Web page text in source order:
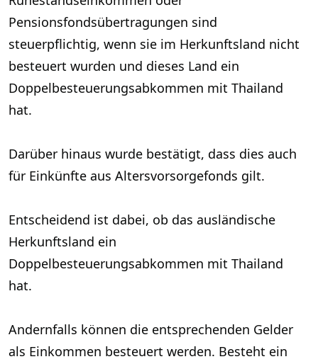
Pensionsfondsübertragungen sind
steuerpflichtig, wenn sie im Herkunftsland nicht
besteuert wurden und dieses Land ein
Doppelbesteuerungsabkommen mit Thailand
hat.
Darüber hinaus wurde bestätigt, dass dies auch
für Einkünfte aus Altersvorsorgefonds gilt.
Entscheidend ist dabei, ob das ausländische
Herkunftsland ein
Doppelbesteuerungsabkommen mit Thailand
hat.
Andernfalls können die entsprechenden Gelder
als Einkommen besteuert werden. Besteht ein